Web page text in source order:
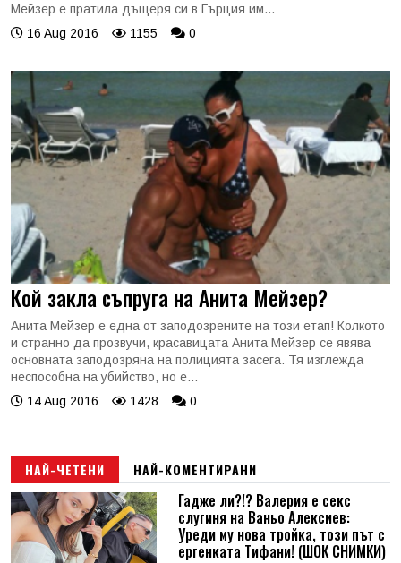
Мейзер е пратила дъщеря си в Гърция им...
16 Aug 2016
1155 0
Кой закла съпруга на Анита Мейзер?
Анита Мейзер е една от заподозрените на този етап! Колкото
и странно да прозвучи, красавицата Анита Мейзер се явява
основната заподозряна на полицията засега. Тя изглежда
неспособна на убийство, но е...
14 Aug 2016
1428 0
НАЙ-ЧЕТЕНИ НАЙ-КОМЕНТИРАНИ
Гадже ли?!? Валерия е секс
слугиня на Ваньо Алексиев:
Уреди му нова тройка, този път с
ергенката Тифани! (ШОК СНИМКИ)